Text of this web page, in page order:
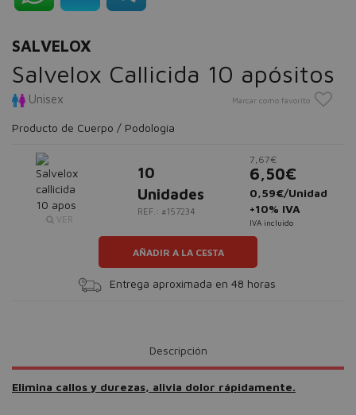
SALVELOX
Salvelox Callicida 10 apósitos
Unisex Marcar como favorito
Producto de Cuerpo / Podología
VER
10
Unidades
REF.: #157234
7,67€
6,50€
0,59€/Unidad
+10% IVA
IVA incluido
AÑADIR A LA CESTA
Entrega aproximada en 48 horas
Descripción
Elimina callos y durezas, alivia dolor rápidamente.